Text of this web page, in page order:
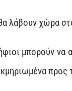
λάβουν χώρα
μπορούν
προς